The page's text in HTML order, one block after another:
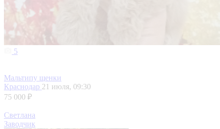
5
Мальтипу щенки
Краснодар 21 июля, 09:30
75 000 ₽
Светлана
Заводчик